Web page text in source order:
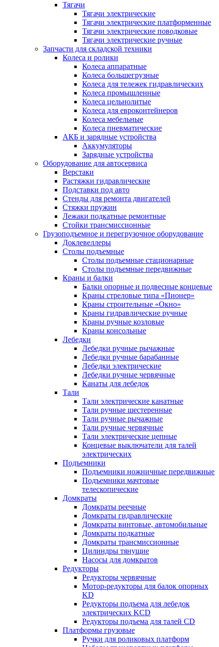
Тягачи
Тягачи электрические
Тягачи электрические платформенные
Тягачи электрические поводковые
Тягачи электрические ручные
Запчасти для складской техники
Колеса и ролики
Колеса аппаратные
Колеса большегрузные
Колеса для тележек гидравлических
Колеса промышленные
Колеса цельнолитые
Колеса для евроконтейнеров
Колеса мебельные
Колеса пневматические
АКБ и зарядные устройства
Аккумуляторы
Зарядные устройства
Оборудование для автосервиса
Верстаки
Растяжки гидравлические
Подставки под авто
Стенды для ремонта двигателей
Стяжки пружин
Лежаки подкатные ремонтные
Стойки трансмиссионные
Грузоподъемное и перегрузочное оборудование
Доклевеллеры
Столы подъемные
Столы подъемные стационарные
Столы подъемные передвижные
Краны и балки
Балки опорные и подвесные концевые
Краны стреловые типа «Пионер»
Краны строительные «Окно»
Краны гидравлические ручные
Краны ручные козловые
Краны консольные
Лебедки
Лебедки ручные рычажные
Лебедки ручные барабанные
Лебедки электрические
Лебедки ручные червячные
Канаты для лебедок
Тали
Тали электрические канатные
Тали ручные шестеренные
Тали ручные рычажные
Тали ручные червячные
Тали электрические цепные
Концевые выключатели для талей
электрических
Подъемники
Подъемники ножничные передвижные
Подъемники мачтовые
телескопические
Домкраты
Домкраты реечные
Домкраты гидравлические
Домкраты винтовые, автомобильные
Домкраты подкатные
Домкраты трансмиссионные
Цилиндры тянущие
Насосы для домкратов
Редукторы
Редукторы червячные
Мотор-редукторы для балок опорных
KD
Редукторы подъема для лебедок
электрических KCD
Редукторы подъема для талей CD
Платформы грузовые
Ручки для роликовых платформ